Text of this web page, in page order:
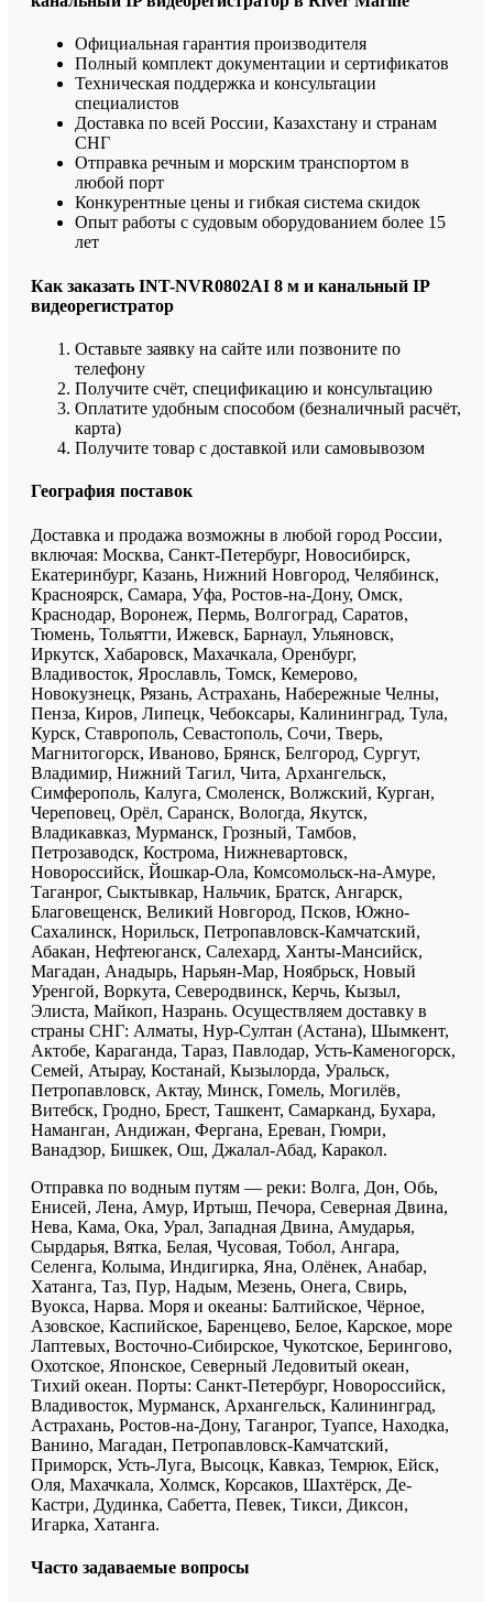
Официальная гарантия производителя
Полный комплект документации и сертификатов
Техническая поддержка и консультации
специалистов
Доставка по всей России, Казахстану и странам
СНГ
Отправка речным и морским транспортом в
любой порт
Конкурентные цены и гибкая система скидок
Опыт работы с судовым оборудованием более 15
лет
Как заказать INT-NVR0802AI 8 м и канальный IP
видеорегистратор
Оставьте заявку на сайте или позвоните по
телефону
Получите счёт, спецификацию и консультацию
Оплатите удобным способом (безналичный расчёт,
карта)
Получите товар с доставкой или самовывозом
География поставок
Доставка и продажа возможны в любой город России,
включая: Москва, Санкт-Петербург, Новосибирск,
Екатеринбург, Казань, Нижний Новгород, Челябинск,
Красноярск, Самара, Уфа, Ростов-на-Дону, Омск,
Краснодар, Воронеж, Пермь, Волгоград, Саратов,
Тюмень, Тольятти, Ижевск, Барнаул, Ульяновск,
Иркутск, Хабаровск, Махачкала, Оренбург,
Владивосток, Ярославль, Томск, Кемерово,
Новокузнецк, Рязань, Астрахань, Набережные Челны,
Пенза, Киров, Липецк, Чебоксары, Калининград, Тула,
Курск, Ставрополь, Севастополь, Сочи, Тверь,
Магнитогорск, Иваново, Брянск, Белгород, Сургут,
Владимир, Нижний Тагил, Чита, Архангельск,
Симферополь, Калуга, Смоленск, Волжский, Курган,
Череповец, Орёл, Саранск, Вологда, Якутск,
Владикавказ, Мурманск, Грозный, Тамбов,
Петрозаводск, Кострома, Нижневартовск,
Новороссийск, Йошкар-Ола, Комсомольск-на-Амуре,
Таганрог, Сыктывкар, Нальчик, Братск, Ангарск,
Благовещенск, Великий Новгород, Псков, Южно-
Сахалинск, Норильск, Петропавловск-Камчатский,
Абакан, Нефтеюганск, Салехард, Ханты-Мансийск,
Магадан, Анадырь, Нарьян-Мар, Ноябрьск, Новый
Уренгой, Воркута, Северодвинск, Керчь, Кызыл,
Элиста, Майкоп, Назрань. Осуществляем доставку в
страны СНГ: Алматы, Нур-Султан (Астана), Шымкент,
Актобе, Караганда, Тараз, Павлодар, Усть-Каменогорск,
Семей, Атырау, Костанай, Кызылорда, Уральск,
Петропавловск, Актау, Минск, Гомель, Могилёв,
Витебск, Гродно, Брест, Ташкент, Самарканд, Бухара,
Наманган, Андижан, Фергана, Ереван, Гюмри,
Ванадзор, Бишкек, Ош, Джалал-Абад, Каракол.
Отправка по водным путям — реки: Волга, Дон, Обь,
Енисей, Лена, Амур, Иртыш, Печора, Северная Двина,
Нева, Кама, Ока, Урал, Западная Двина, Амударья,
Сырдарья, Вятка, Белая, Чусовая, Тобол, Ангара,
Селенга, Колыма, Индигирка, Яна, Олёнек, Анабар,
Хатанга, Таз, Пур, Надым, Мезень, Онега, Свирь,
Вуокса, Нарва. Моря и океаны: Балтийское, Чёрное,
Азовское, Каспийское, Баренцево, Белое, Карское, море
Лаптевых, Восточно-Сибирское, Чукотское, Берингово,
Охотское, Японское, Северный Ледовитый океан,
Тихий океан. Порты: Санкт-Петербург, Новороссийск,
Владивосток, Мурманск, Архангельск, Калининград,
Астрахань, Ростов-на-Дону, Таганрог, Туапсе, Находка,
Ванино, Магадан, Петропавловск-Камчатский,
Приморск, Усть-Луга, Высоцк, Кавказ, Темрюк, Ейск,
Оля, Махачкала, Холмск, Корсаков, Шахтёрск, Де-
Кастри, Дудинка, Сабетта, Певек, Тикси, Диксон,
Игарка, Хатанга.
Часто задаваемые вопросы